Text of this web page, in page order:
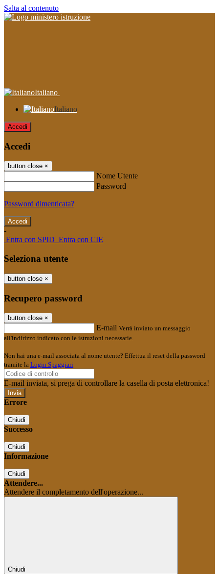
Salta al contenuto
Italiano
Italiano
Accedi
Accedi
button close ×
Nome Utente
Password
Password dimenticata?
-
Entra con SPID Entra con CIE
Seleziona utente
button close ×
Recupero password
button close ×
E-mail Verrà inviato un messaggio
all'indirizzo indicato con le istruzioni necessarie.
Non hai una e-mail associata al nome utente? Effettua il reset della password
tramite la Login Spaggiari
E-mail inviata, si prega di controllare la casella di posta elettronica!
Errore
Chiudi
Successo
Chiudi
Informazione
Chiudi
Attendere...
Attendere il completamento dell'operazione...
Chiudi